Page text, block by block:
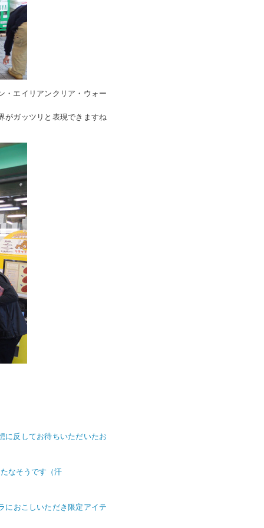
・エイリアンクリア・ウォー
がガッツリと表現できますね
に反してお待ちいただいたお
なそうです（汗
におこしいただき限定アイテ